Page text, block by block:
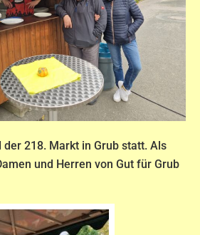
218. Markt in Grub statt. Als
und Herren von Gut für Grub